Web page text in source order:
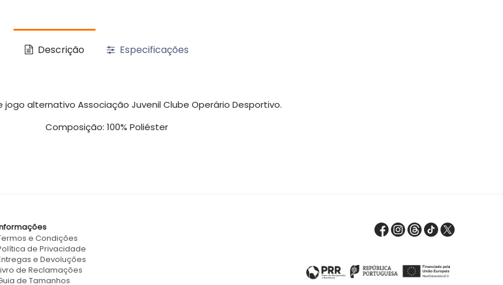
Descrição Especificações
jogo alternativo Associação Juvenil Clube Operário Desportivo.
Composição: 100% Poliéster
e Condições
de Privacidade
e Devoluções
de Reclamações
de Tamanhos